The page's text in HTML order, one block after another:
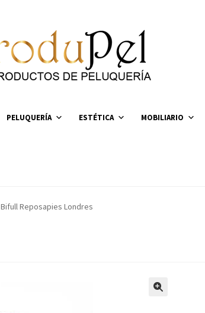
PELUQUERÍA ESTÉTICA MOBILIARIO
Bifull Reposapies Londres